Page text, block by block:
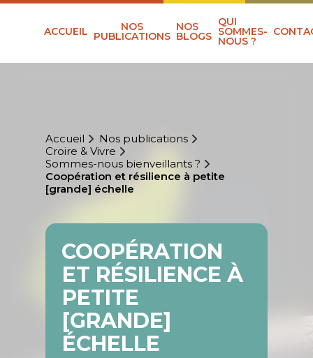
ACCUEIL NOS
PUBLICATIONS
NOS
BLOGS
QUI
SOMMES-
NOUS ?
Accueil
Nos publications
Croire & Vivre
Sommes-nous bienveillants ?
Coopération et résilience à petite
[grande] échelle
COOPÉRATION
ET RÉSILIENCE À
PETITE
[GRANDE]
ÉCHELLE